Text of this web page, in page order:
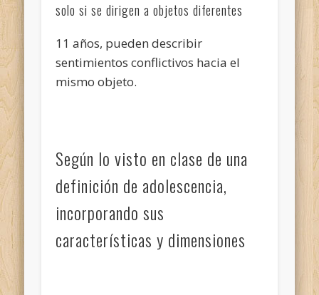
solo si se dirigen a objetos diferentes
11 años, pueden describir
sentimientos conflictivos hacia el
mismo objeto.
Según lo visto en clase de una
definición de adolescencia,
incorporando sus
características y dimensiones